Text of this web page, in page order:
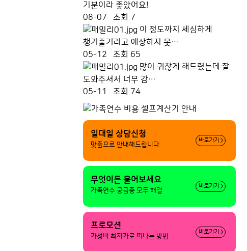
기분이라 좋았어요!
08-07
조회 7
이 정도까지 세심하게
챙겨줄거라고 예상하지 못…
05-12
조회 65
많이 귀찮게 해드렸는데 잘
도와주셔서 너무 감…
05-11
조회 74
일대일 상담신청
맞춤으로 안내해드립니다
바로가기
무엇이든 물어보세요
가족연수 궁금증 모두 해결
바로가기
프로모션
가성비 최저가로 떠나는 방법
바로가기